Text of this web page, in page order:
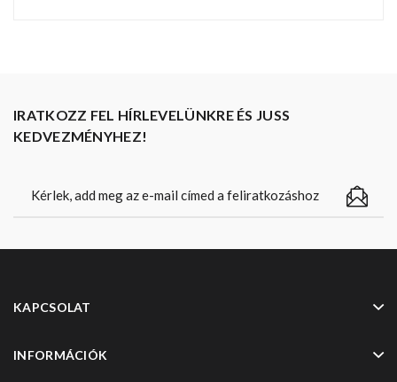
IRATKOZZ FEL HÍRLEVELÜNKRE ÉS JUSS
KEDVEZMÉNYHEZ!
KAPCSOLAT
INFORMÁCIÓK